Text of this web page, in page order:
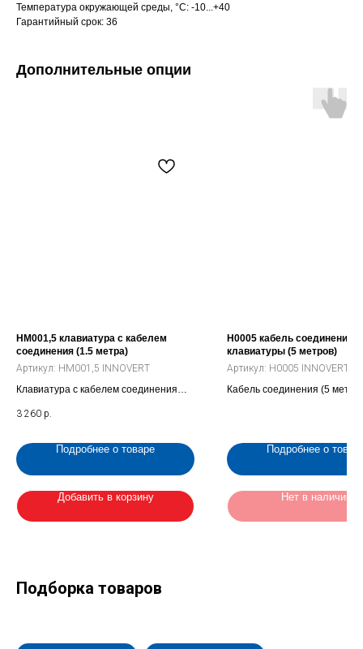
Температура окружающей среды, °C: -10...+40
Гарантийный срок: 36
Дополнительные опции
HM001,5 клавиатура с кабелем
соединения (1.5 метра)
Артикул: HM001,5 INNOVERT
Клавиатура с кабелем соединения
INNOVERT ISD mini HM001,5
3 260 р.
Подробнее о товаре
Добавить в корзину
H0005 кабель соединения
клавиатуры (5 метров)
Артикул: H0005 INNOVERT
Кабель соединения (5
Подробнее о
Нет в наличии
Подборка товаров